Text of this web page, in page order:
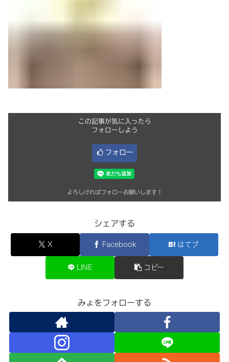
この記事が気に入ったら
フォローしよう
フォロー
よろしければフォローお願いします！
シェアする
X Facebook はてブ
LINE コピー
みょをフォローする